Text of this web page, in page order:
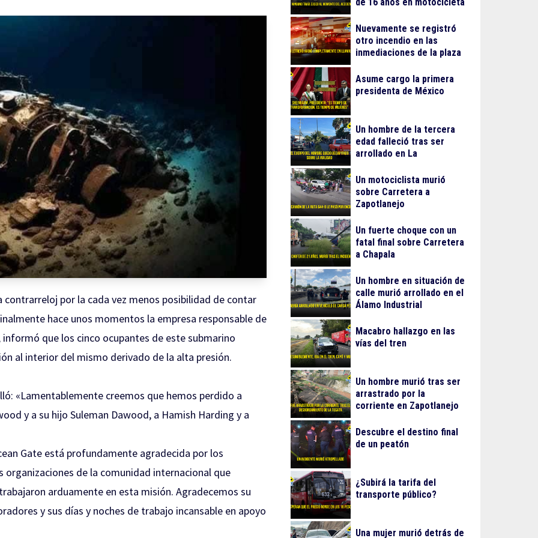
contrarreloj por la cada vez menos posibilidad de contar
hace unos momentos la empresa responsable de
que los cinco ocupantes de este submarino
al interior del mismo derivado de la alta presión.
«Lamentablemente creemos que hemos perdido a
y a su hijo Suleman Dawood, a Hamish Harding y a
Gate está profundamente agradecida por los
de la comunidad internacional que
arduamente en esta misión. Agradecemos su
y sus días y noches de trabajo incansable en apoyo
Nuevamente se registró
otro incendio en las
inmediaciones de la plaza
Asume cargo la primera
presidenta de México
Un hombre de la tercera
edad falleció tras ser
arrollado en La
Un motociclista murió
sobre Carretera a
Zapotlanejo
Un fuerte choque con un
fatal final sobre Carretera
a Chapala
Un hombre en situación de
calle murió arrollado en el
Álamo Industrial
Macabro hallazgo en las
vías del tren
Un hombre murió tras ser
arrastrado por la
corriente en Zapotlanejo
Descubre el destino final
de un peatón
¿Subirá la tarifa del
transporte público?
Una mujer murió detrás de